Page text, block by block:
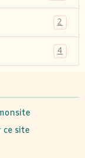
2
4
site